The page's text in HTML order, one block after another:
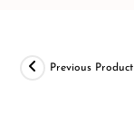
Previous Product